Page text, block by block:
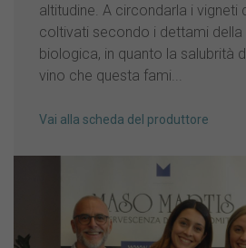
altitudine. A circondarla i vigneti
coltivati secondo i dettami della
biologica, in quanto la salubrità
vino che questa fami...
Vai alla scheda del produttore